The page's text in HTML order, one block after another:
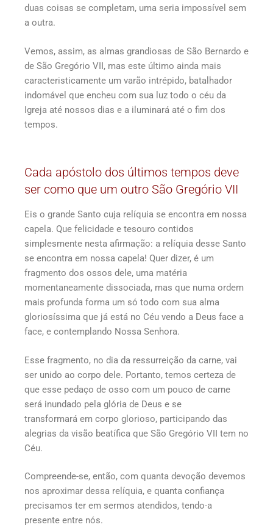
duas coisas se completam, uma seria impossível sem
a outra.
Vemos, assim, as almas grandiosas de São Bernardo e
de São Gregório VII, mas este último ainda mais
caracteristicamente um varão intrépido, batalhador
indomável que encheu com sua luz todo o céu da
Igreja até nossos dias e a iluminará até o fim dos
tempos.
Cada apóstolo dos últimos tempos deve
ser como que um outro São Gregório VII
Eis o grande Santo cuja relíquia se encontra em nossa
capela. Que felicidade e tesouro contidos
simplesmente nesta afirmação: a relíquia desse Santo
se encontra em nossa capela! Quer dizer, é um
fragmento dos ossos dele, uma matéria
momentaneamente dissociada, mas que numa ordem
mais profunda forma um só todo com sua alma
gloriosíssima que já está no Céu vendo a Deus face a
face, e contemplando Nossa Senhora.
Esse fragmento, no dia da ressurreição da carne, vai
ser unido ao corpo dele. Portanto, temos certeza de
que esse pedaço de osso com um pouco de carne
será inundado pela glória de Deus e se
transformará em corpo glorioso, participando das
alegrias da visão beatífica que São Gregório VII tem no
Céu.
Compreende-se, então, com quanta devoção devemos
nos aproximar dessa relíquia, e quanta confiança
precisamos ter em sermos atendidos, tendo-a
presente entre nós.